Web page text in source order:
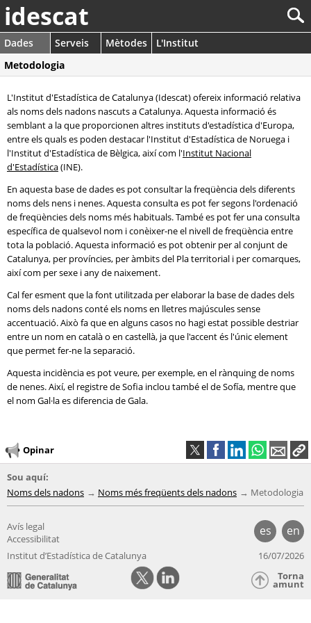
idescat
Dades Serveis Mètodes
L'Institut
Metodologia
L'Institut d'Estadística de Catalunya (Idescat) ofereix informació relativa
als noms dels nadons nascuts a Catalunya. Aquesta informació és
semblant a la que proporcionen altres instituts d'estadística d'Europa,
entre els quals es poden destacar l'Institut d'Estadística de Noruega i
l'Institut d'Estadística de Bèlgica, així com l'Institut Nacional
d'Estadística(INE).
En aquesta base de dades es pot consultar la freqüència dels diferents
noms dels nens i nenes. Aquesta consulta es pot fer segons l'ordenació
de freqüències dels noms més habituals. També es pot fer una consulta
específica de qualsevol nom i conèixer-ne el nivell de freqüència entre
tota la població. Aquesta informació es pot obtenir per al conjunt de
Catalunya, per províncies, per àmbits del Pla territorial i per comarques,
així com per sexe i any de naixement.
Cal fer esment que la font utilitzada per elaborar la base de dades dels
noms dels nadons conté els noms en lletres majúscules sense
accentuació. Això fa que en alguns casos no hagi estat possible destriar
entre un nom en català o en castellà, ja que l'accent és l'únic element
que permet fer-ne la separació.
Aquesta incidència es pot veure, per exemple, en el rànquing de noms
de nenes. Així, el registre de Sofia inclou també el de Sofía, mentre que
el nom Gal·la es diferencia de Gala.
Opinar
Sou aquí:
Noms dels nadons
Noms més freqüents dels nadons Metodologia
es en
Avís legal
Accessibilitat
Institut d’Estadística de Catalunya
16/07/2026
Torna
amunt